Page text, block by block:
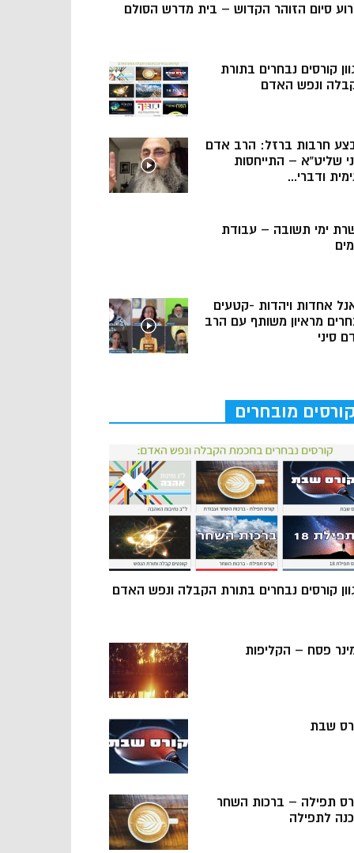
סיום הזוהר הקדוש – בית מדרש הסולם
קורסים נבחרים בתורת
ונפש האדם
חרבות ברזל: הרב אדם
שליט”א – התייחסות
ודברי...
ימי תשובה – עבודת
אחדות ויהדות -קטעים
מראיון משותף עם הרב
סיני
קורסים מובחרים
קורסים נבחרים בתורת הקבלה ונפש האדם
פסח – הקליפות
שבת
תפילה – ברכות השחר
לתפילה